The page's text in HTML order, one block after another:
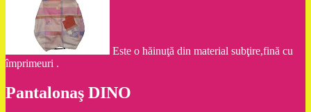
Este o hăinuţă din material subţire,fină cu
împrimeuri .
Pantalonaş DINO